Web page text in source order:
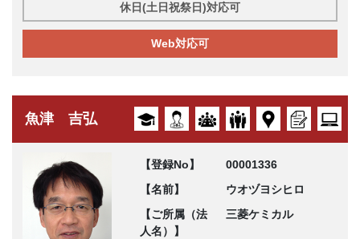
休日(土日祝祭日)対応可
Web対応可
魚津 吉弘
【登録No】
00001336
【名前】
ウオヅヨシヒロ
【ご所属（法
人名）】
三菱ケミカル